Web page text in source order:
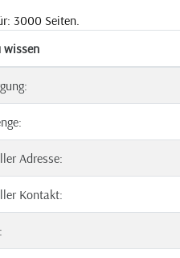
3000 Seiten.
wissen
Adresse:
Kontakt: